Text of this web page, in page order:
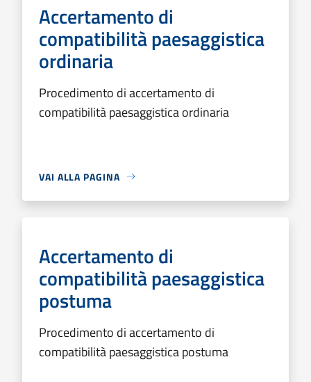
Accertamento di
compatibilità paesaggistica
ordinaria
Procedimento di accertamento di
compatibilità paesaggistica ordinaria
VAI ALLA PAGINA
Accertamento di
compatibilità paesaggistica
postuma
Procedimento di accertamento di
compatibilità paesaggistica postuma